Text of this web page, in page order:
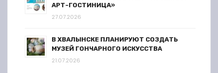
АРТ-ГОСТИНИЦА»
27.07.2026
В ХВАЛЫНСКЕ ПЛАНИРУЮТ СОЗДАТЬ
МУЗЕЙ ГОНЧАРНОГО ИСКУССТВА
21.07.2026